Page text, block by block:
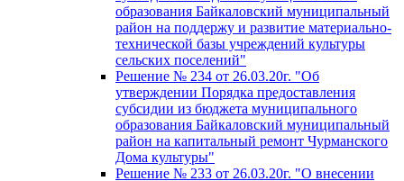
образования Байкаловский муниципальный
район на поддержу и развитие материально-
технической базы учреждений культуры
сельских поселений"
Решение № 234 от 26.03.20г. "Об
утверждении Порядка предоставления
субсидии из бюджета муниципального
образования Байкаловский муниципальный
район на капитальный ремонт Чурманского
Дома культуры"
Решение № 233 от 26.03.20г. "О внесении